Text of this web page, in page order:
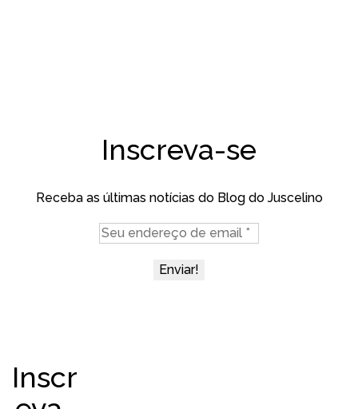
Inscreva-se
Receba as últimas notícias do Blog do Juscelino
Inscr